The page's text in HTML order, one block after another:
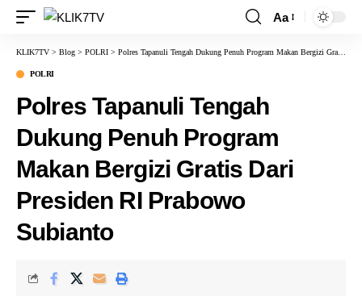
Aa
KLIK7TV > Blog > POLRI > Polres Tapanuli Tengah Dukung Penuh Program Makan Bergizi Gratis Dari Presiden RI Prabowo Subianto
POLRI
Polres Tapanuli Tengah
Dukung Penuh Program
Makan Bergizi Gratis Dari
Presiden RI Prabowo
Subianto